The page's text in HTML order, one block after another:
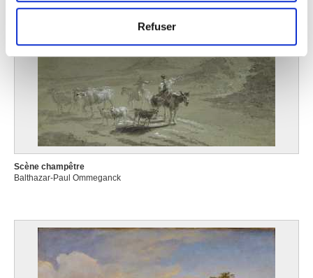
Les cookies nous permettent de personnaliser le contenu
et les annonces, d'offrir des fonctionnalités relatives aux
partageons également des informations sur l'utilisation de
notre site avec nos partenaires de médias sociaux, de
publicité et d'analyse, qui peuvent combiner celles-ci
avec d'autres informations que vous leur avez fournies
ou qu'ils ont collectées lors de votre utilisation de leurs
services.
Refuser
Scène champêtre
Balthazar-Paul Ommeganck